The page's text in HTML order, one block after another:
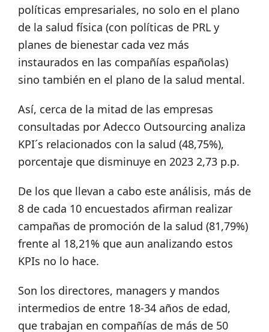
políticas empresariales, no solo en el plano
de la salud física (con políticas de PRL y
planes de bienestar cada vez más
instaurados en las compañías españolas)
sino también en el plano de la salud mental.
Así, cerca de la mitad de las empresas
consultadas por Adecco Outsourcing analiza
KPI´s relacionados con la salud (48,75%),
porcentaje que disminuye en 2023 2,73 p.p.
De los que llevan a cabo este análisis, más de
8 de cada 10 encuestados afirman realizar
campañas de promoción de la salud (81,79%)
frente al 18,21% que aun analizando estos
KPIs no lo hace.
Son los directores, managers y mandos
intermedios de entre 18-34 años de edad,
que trabajan en compañías de más de 50